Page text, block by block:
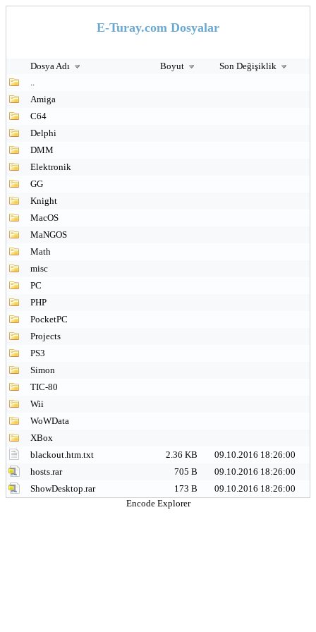
E-Turay.com Dosyalar
Dosya Adı Boyut
Son Değişiklik
..
Amiga
C64
Delphi
DMM
Elektronik
GG
Knight
MacOS
MaNGOS
Math
misc
PC
PHP
PocketPC
Projects
PS3
Simon
TIC-80
Wii
WoWData
XBox
blackout.htm.txt
2.36 KB
09.10.2016 18:26:00
hosts.rar
705 B
09.10.2016 18:26:00
ShowDesktop.rar
173 B
09.10.2016 18:26:00
Encode Explorer